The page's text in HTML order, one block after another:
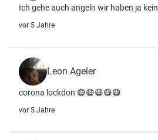
Ich gehe auch angeln wir haben ja
vor 5 Jahre
Leon Ageler
corona lockdon 😷😷😷😷😷
vor 5 Jahre